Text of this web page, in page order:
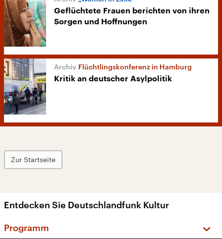
Geflüchtete Frauen berichten von ihren
Sorgen und Hoffnungen
Flüchtlingskonferenz in Hamburg
Kritik an deutscher Asylpolitik
Zur Startseite
Entdecken Sie Deutschlandfunk Kultur
Programm